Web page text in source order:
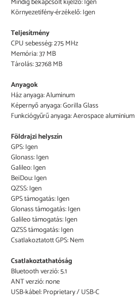
Mindig bekapcsolt kijelző: Igen
Környezetifény-érzékelő: Igen
Teljesítmény
CPU sebesség: 275 MHz
Memória: 37 MB
Tárolás: 32768 MB
Anyagok
Ház anyaga: Aluminum
Képernyő anyaga: Gorilla Glass
Funkciógyűrű anyaga: Aerospace aluminium
Földrajzi helyszín
GPS: Igen
Glonass: Igen
Galileo: Igen
BeiDou: Igen
QZSS: Igen
GPS támogatás: Igen
Glonass támogatás: Igen
Galileo támogatás: Igen
QZSS támogatás: Igen
Csatlakoztatott GPS: Nem
Csatlakoztathatóság
Bluetooth verzió: 5.1
ANT verzió: none
USB-kábel: Proprietary / USB-C